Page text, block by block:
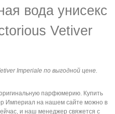
вода унисекс
Vetiver
Imperiale по выгодной цене.
парфюмерию. Купить
Империал на нашем сайте можно в
и наш менеджер свяжется с